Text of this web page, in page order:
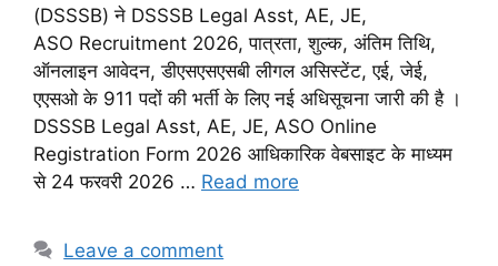
(DSSSB) ने DSSSB Legal Asst, AE, JE,
ASO Recruitment 2026, पात्रता, शुल्क, अंतिम तिथि,
ऑनलाइन आवेदन, डीएसएसएसबी लीगल असिस्टेंट, एई, जेई,
एएसओ के 911 पदों की भर्ती के लिए नई अधिसूचना जारी की है ।
DSSSB Legal Asst, AE, JE, ASO Online
Registration Form 2026 आधिकारिक वेबसाइट के माध्यम
से 24 फरवरी 2026 … Read more
Leave a comment